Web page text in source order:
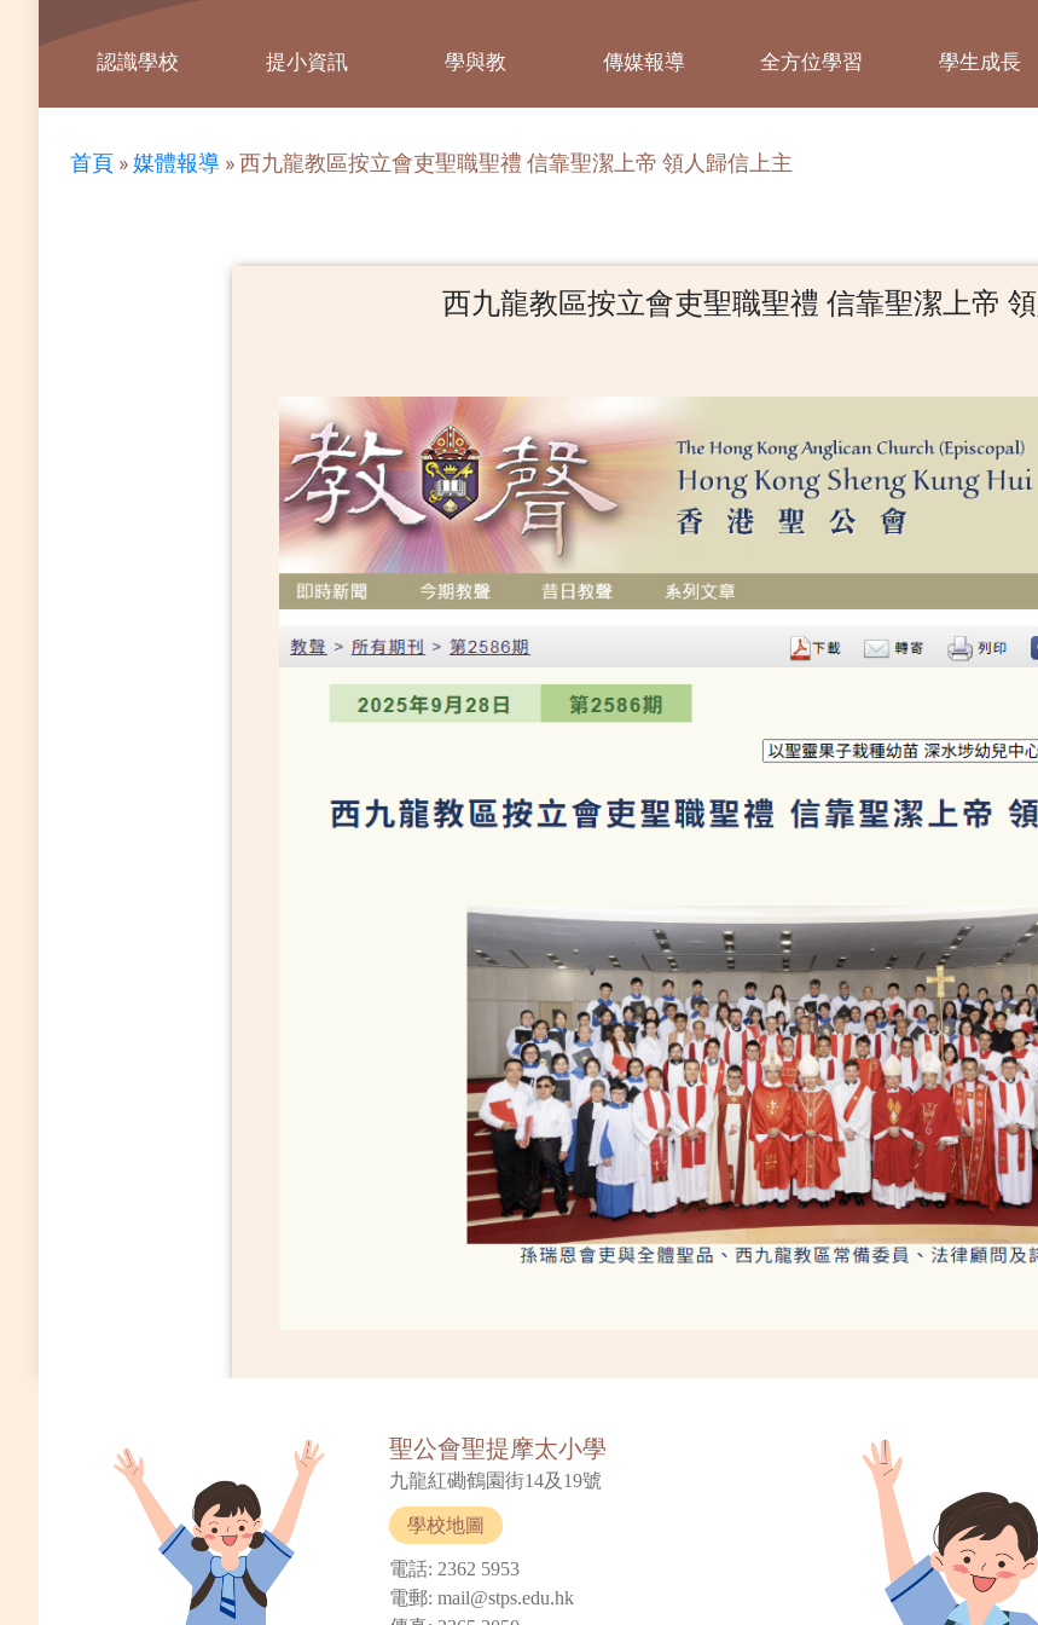
認識學校 提小資訊 學與教 傳媒報導 全方位學習 學生成長
首頁 »媒體報導 »西九龍教區按立會吏聖職聖禮 信靠聖潔上帝 領人歸信上主
西九龍教區按立會吏聖職聖禮 信靠聖潔上帝
聖公會聖提摩太小學
九龍紅磡鶴園街14及19號
學校地圖
電話: 2362 5953
電郵: mail@stps.edu.hk